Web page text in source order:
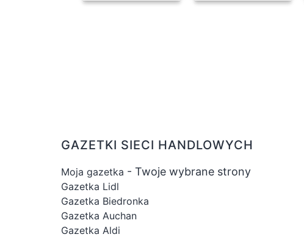
GAZETKI SIECI HANDLOWYCH
Moja gazetka - Twoje wybrane strony
Gazetka Lidl
Gazetka Biedronka
Gazetka Auchan
Gazetka Aldi